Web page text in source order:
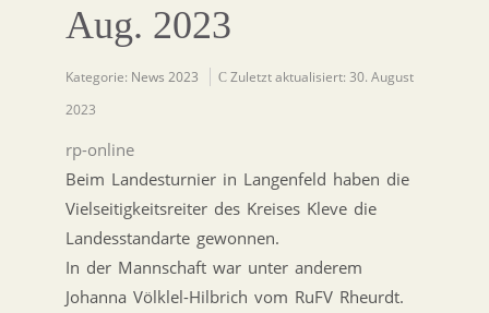
Aug. 2023
Kategorie: News 2023
Zuletzt aktualisiert: 30. August
2023
rp-online
Beim Landesturnier in Langenfeld haben die
Vielseitigkeitsreiter des Kreises Kleve die
Landesstandarte gewonnen.
In der Mannschaft war unter anderem
Johanna Völklel-Hilbrich vom RuFV Rheurdt.